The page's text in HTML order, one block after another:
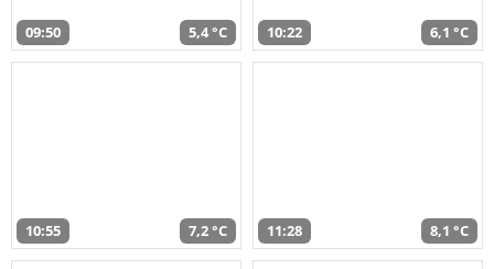
09:50 5,4 °C 10:22 6,1 °C
10:55 7,2 °C 11:28 8,1 °C